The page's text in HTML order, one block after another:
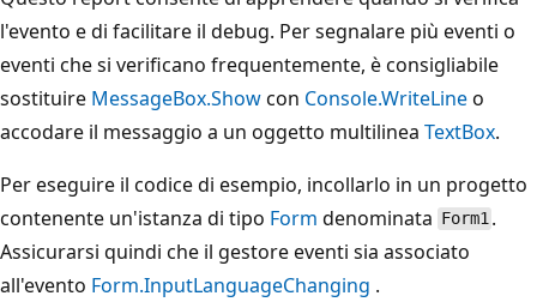
l'evento e di facilitare il debug. Per segnalare più eventi o
eventi che si verificano frequentemente, è consigliabile
sostituire MessageBox.Showcon Console.WriteLineo
accodare il messaggio a un oggetto multilinea TextBox.
Per eseguire il codice di esempio, incollarlo in un progetto
contenente un'istanza di tipo Form denominata Form1 .
Assicurarsi quindi che il gestore eventi sia associato
all'evento Form.InputLanguageChanging .